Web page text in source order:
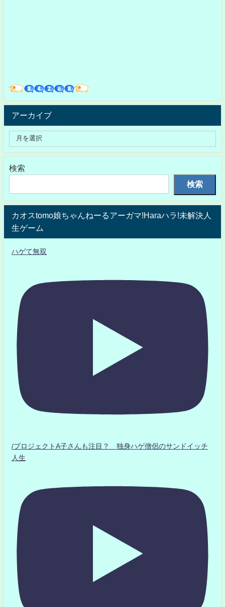
アーカイブ
検索
検索
カオスtomo娘ちゃんねーるアーガマ!Haraハラ!未解決人
生ゲーム
ハゲて無双
/プロジェクトA子さんも注目？ 独身ハゲ僧侶のサンドイッチ
人生